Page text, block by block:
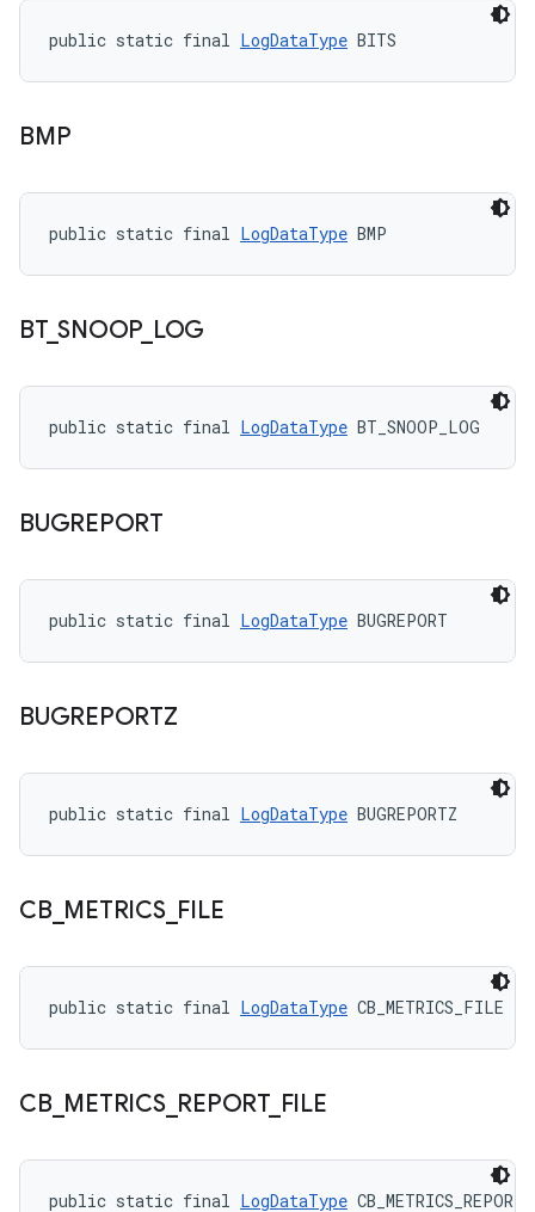
public static final LogDataType BITS
BMP
public static final LogDataType BMP
BT_SNOOP_ LOG
public static final LogDataType BT_SNOOP_LOG
BUGREPORT
public static final LogDataType BUGREPORT
BUGREPORTZ
public static final LogDataType BUGREPORTZ
CB_ METRICS_ FILE
public static final LogDataType CB_METRICS_FILE
CB_ METRICS_ REPORT_ FILE
public static final LogDataType